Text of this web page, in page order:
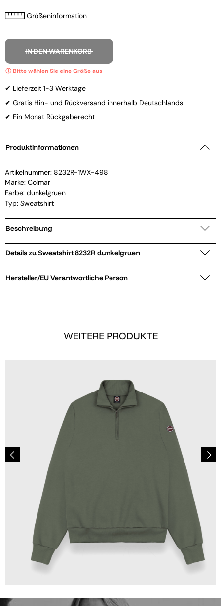
Größeninformation
IN DEN WARENKORB
✔ Lieferzeit 1-3 Werktage
✔ Gratis Hin- und Rückversand innerhalb Deutschlands
✔ Ein Monat Rückgaberecht
Produktinformationen
Artikelnummer: 8232R-1WX-498
Marke: Colmar
Farbe: dunkelgruen
Typ: Sweatshirt
Beschreibung
Details zu Sweatshirt 8232R dunkelgruen
Hersteller/EU Verantwortliche Person
WEITERE PRODUKTE
125,00 €